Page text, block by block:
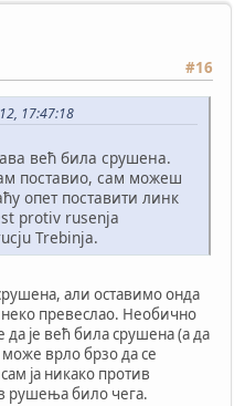
#16
17:47:18
већ била срушена.
поставио, сам можеш
опет поставити линк
protiv rusenja
Trebinja.
али оставимо онда
превеслао. Необично
да је већ била срушена (а да
може врло брзо да се
ја никако против
рушења било чега.